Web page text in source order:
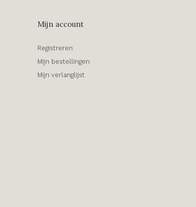
Mijn account
Registreren
Mijn bestellingen
Mijn verlanglijst